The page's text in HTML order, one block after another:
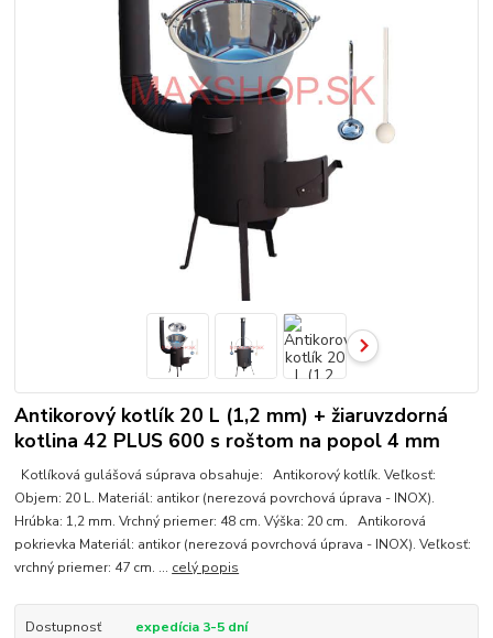
Antikorový kotlík 20 L (1,2 mm) + žiaruvzdorná
kotlina 42 PLUS 600 s roštom na popol 4 mm
Kotlíková gulášová súprava obsahuje: Antikorový kotlík. Veľkosť:
Objem: 20 L. Materiál: antikor (nerezová povrchová úprava - INOX).
Hrúbka: 1,2 mm. Vrchný priemer: 48 cm. Výška: 20 cm. Antikorová
pokrievka Materiál: antikor (nerezová povrchová úprava - INOX). Veľkosť:
vrchný priemer: 47 cm. ... celý popis
Dostupnosť expedícia 3-5 dní